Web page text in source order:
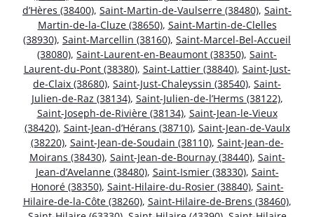
d’Hères (38400), Saint-Martin-de-Vaulserre (38480), Saint-
Martin-de-la-Cluze (38650), Saint-Martin-de-Clelles
(38930), Saint-Marcellin (38160), Saint-Marcel-Bel-Accueil
(38080), Saint-Laurent-en-Beaumont (38350), Saint-
Laurent-du-Pont (38380), Saint-Lattier (38840), Saint-Just-
de-Claix (38680), Saint-Just-Chaleyssin (38540), Saint-
Julien-de-Raz (38134), Saint-Julien-de-l’Herms (38122),
Saint-Joseph-de-Rivière (38134), Saint-Jean-le-Vieux
(38420), Saint-Jean-d’Hérans (38710), Saint-Jean-de-Vaulx
(38220), Saint-Jean-de-Soudain (38110), Saint-Jean-de-
Moirans (38430), Saint-Jean-de-Bournay (38440), Saint-
Jean-d’Avelanne (38480), Saint-Ismier (38330), Saint-
Honoré (38350), Saint-Hilaire-du-Rosier (38840), Saint-
Hilaire-de-la-Côte (38260), Saint-Hilaire-de-Brens (38460),